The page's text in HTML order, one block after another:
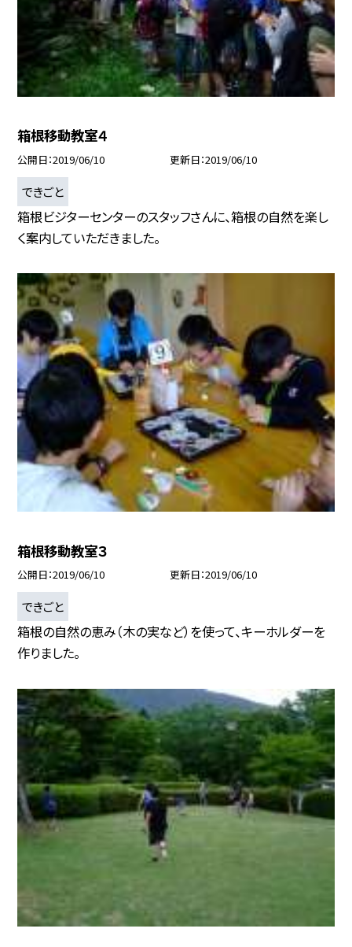
箱根移動教室４
公開日 2019/06/10 更新日 2019/06/10
できごと
箱根ビジターセンターのスタッフさんに、箱根の自然を楽し
く案内していただきました。
箱根移動教室３
公開日 2019/06/10 更新日 2019/06/10
できごと
箱根の自然の恵み（木の実など）を使って、キーホルダーを
作りました。